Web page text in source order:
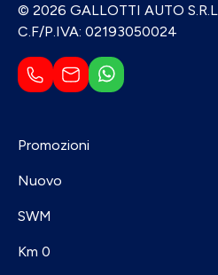
© 2026 GALLOTTI AUTO S.R.L.
C.F/P.IVA: 02193050024
Promozioni
Nuovo
SWM
Km 0